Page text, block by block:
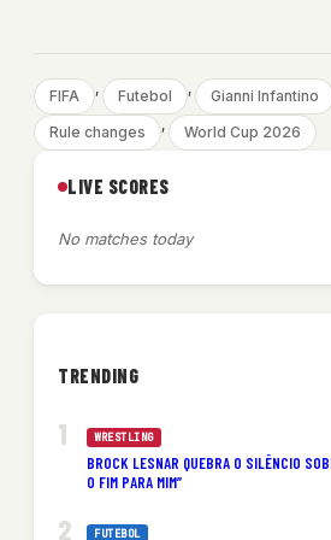
FIFA , Futebol , Gianni Infantino
Rule changes , World Cup 2026
LIVE SCORES
No matches today
TRENDING
WRESTLING
BROCK LESNAR QUEBRA O SILÊNCIO
O FIM PARA MIM”
FUTEBOL